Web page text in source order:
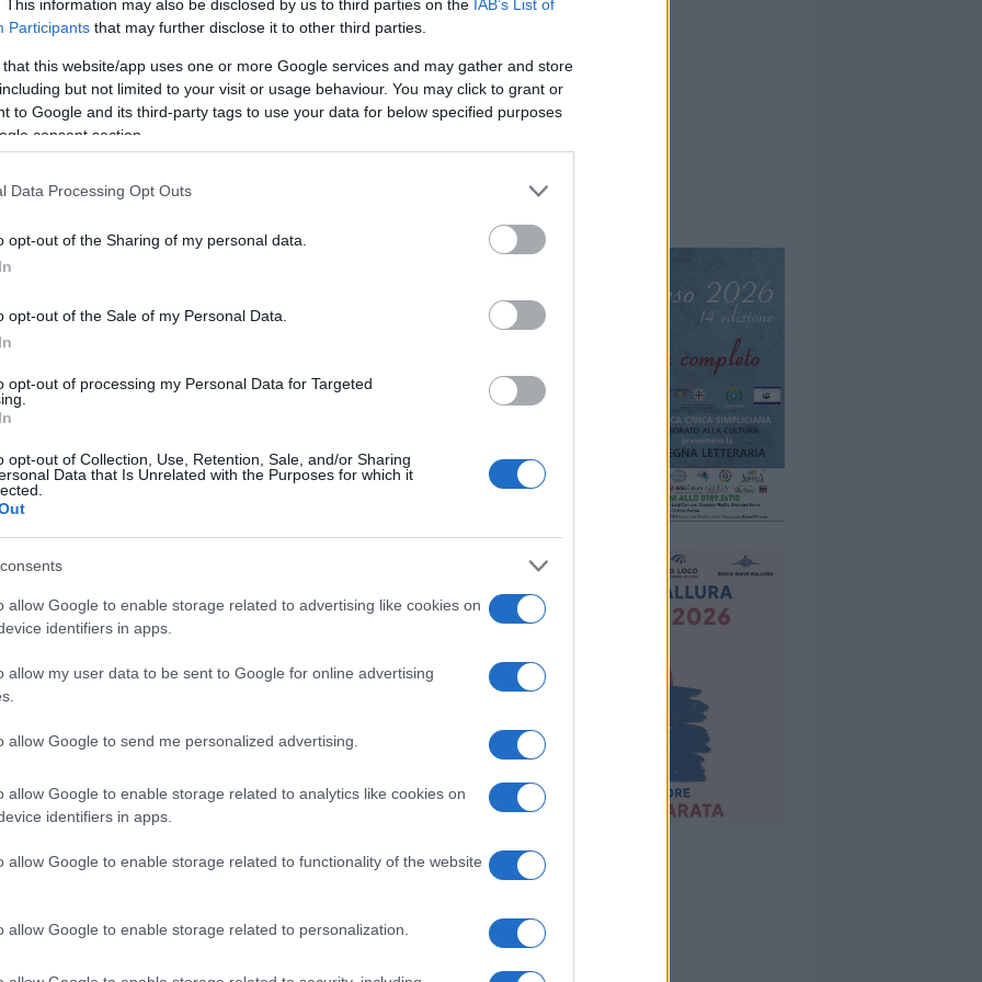
This information may also be disclosed by us to third parties on the IAB’s List of
Participants that may further disclose it to other third parties.
that this website/app uses one or more Google services and may gather and store
but not limited to your visit or usage behaviour. You may click to grant or
to Google and its third-party tags to use your data for below specified purposes
consent section.
Data Processing Opt Outs
opt-out of the Sharing of my personal data.
opt-out of the Sale of my Personal Data.
opt-out of processing my Personal Data for Targeted
opt-out of Collection, Use, Retention, Sale, and/or Sharing
Data that Is Unrelated with the Purposes for which it
allow Google to enable storage related to advertising like cookies on
identifiers in apps.
allow my user data to be sent to Google for online advertising
allow Google to send me personalized advertising.
allow Google to enable storage related to analytics like cookies on
identifiers in apps.
allow Google to enable storage related to functionality of the website
allow Google to enable storage related to personalization.
quale il ragazzo haperso la vita per le
Sardegna.
rintracciato
in Piazza del Carmine,
un monitoraggio sempre più stretto
e delle vie limitrofe, nell’ambito
alla
spaccio di sostanze stupefacenti.
e dei personaggi gravitanti, acquisita
della Polizia di Stato in quella
il 32enne, nonostante lo stesso avesse
presso la Casa
nella sezione